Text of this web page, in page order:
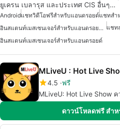
ยูเครน เบลารุส และประเทศ CIS อื่นๆ…
Androidแชทวิดีโอฟรีสำหรับแอนดรอยด์แชทสำ
อินสแตนท์เมสเซนเจอร์สำหรับแอนดรอยด์ฟรี แชท
อินสแตนท์เมสเซนเจอร์สำหรับแอนดรอยด์
MLiveU : Hot Live
4.5 ฟรี
MLiveU: Hot Live Show
ดาวน์โหลดฟรี สำ